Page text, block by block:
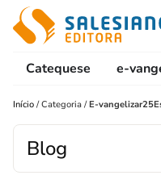
Catequese e-
Início /Categoria /E-
Blog